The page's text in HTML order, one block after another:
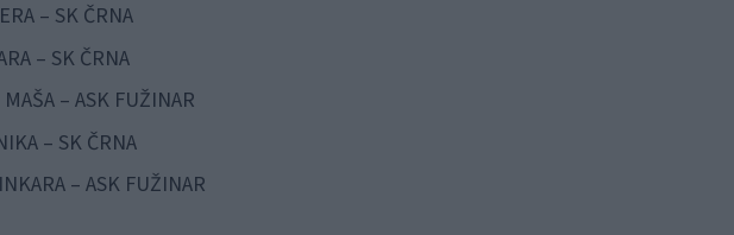
– SK ČRNA
– SK ČRNA
– ASK FUŽINAR
– SK ČRNA
– ASK FUŽINAR